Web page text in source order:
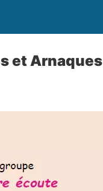
et Arnaques